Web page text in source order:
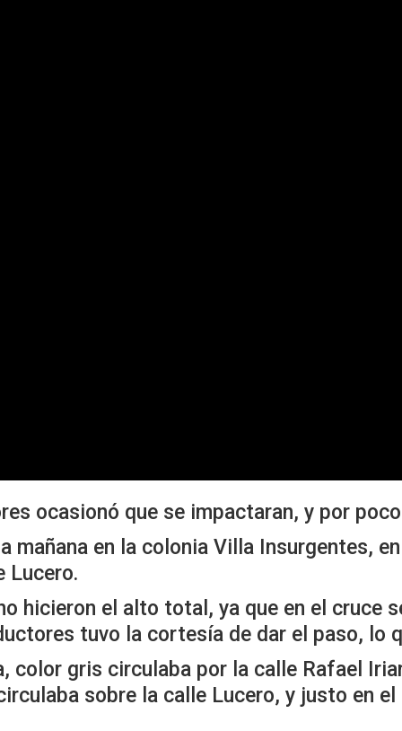
ocasionó que se impactaran, y por
mañana en la colonia Villa Insurgentes,
Lucero.
hicieron el alto total, ya que en el cruce
tuvo la cortesía de dar el paso, lo
color gris circulaba por la calle Rafael
sobre la calle Lucero, y justo en